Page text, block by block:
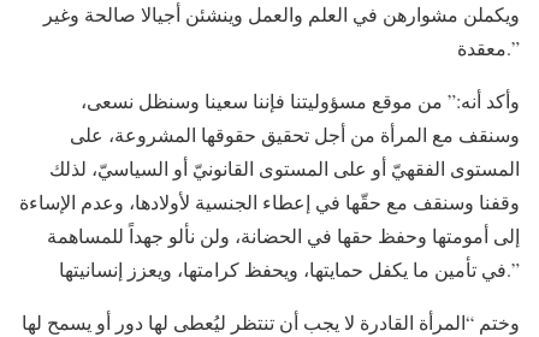
ويكملن مشوارهن في العلم والعمل وينشئن أجيالا صالحة وغير
معقدة.”
وأكد أنه:” من موقع مسؤوليتنا فإننا سعينا وسنظل نسعى،
وسنقف مع المرأة من أجل تحقيق حقوقها المشروعة، على
المستوى الفقهيّ أو على المستوى القانونيّ أو السياسيّ، لذلك
وقفنا وسنقف مع حقّها في إعطاء الجنسية لأولادها، وعدم الإساءة
إلى أمومتها وحفظ حقها في الحضانة، ولن نألو جهداً للمساهمة
في تأمين ما يكفل حمايتها، ويحفظ كرامتها، ويعزز إنسانيتها.”
وختم “المرأة القادرة لا يجب أن تنتظر ليُعطى لها دور أو يسمح لها